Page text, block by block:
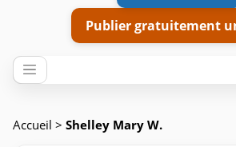
Publier gratuitement
Accueil > Shelley Mary W.